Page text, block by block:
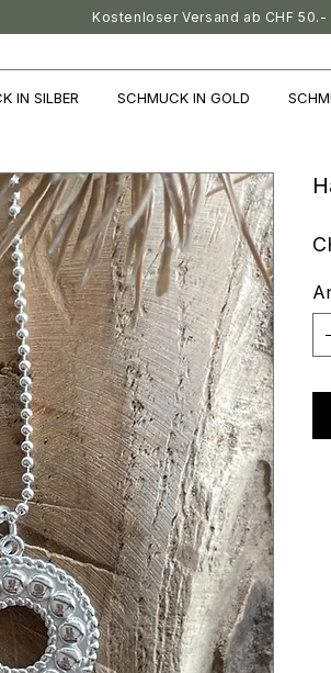
Kostenloser Versand ab CHF 50.-
IN SILBER SCHMUCK IN GOLD